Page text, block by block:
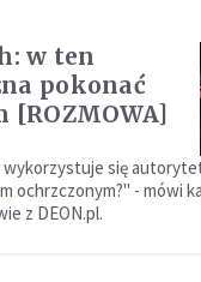
w ten
pokonać
się
ochrzczonym?" - mówi
z DEON.pl.